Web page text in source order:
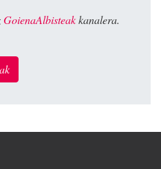
GoienaAlbisteakkanalera.